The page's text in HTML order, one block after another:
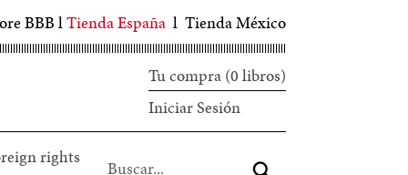
BBBlTienda España l Tienda México
Tu compra (0 libros)
Iniciar SesiónIniciar
sesión
rights